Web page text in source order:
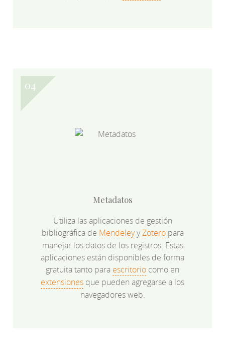
Metadatos
Utiliza las aplicaciones de gestión
bibliográfica de MendeleyyZoteropara
manejar los datos de los registros. Estas
aplicaciones están disponibles de forma
gratuita tanto para escritorio como en
extensiones que pueden agregarse a los
navegadores web.